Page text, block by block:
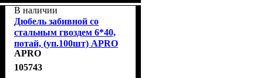
В наличии
Дюбель забивной со
стальным гвоздем 6*40,
потай, (уп.100шт) APRO
SMTP-60040
APRO
105743